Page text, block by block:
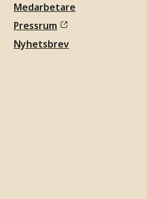
Medarbetare
Pressrum
Nyhetsbrev